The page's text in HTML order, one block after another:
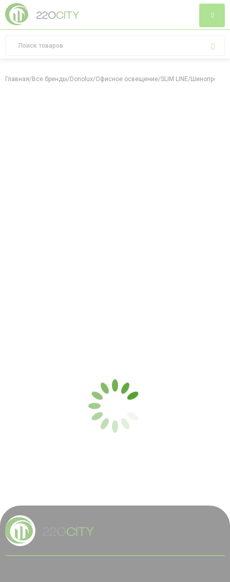
Главная/Все бренды/Donolux/Офисное освещение/SLIM LINE/Шинопровод